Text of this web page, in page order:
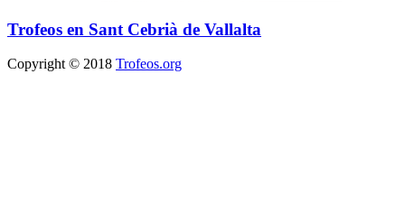
Trofeos en Sant Cebrià de Vallalta
Copyright © 2018 Trofeos.org